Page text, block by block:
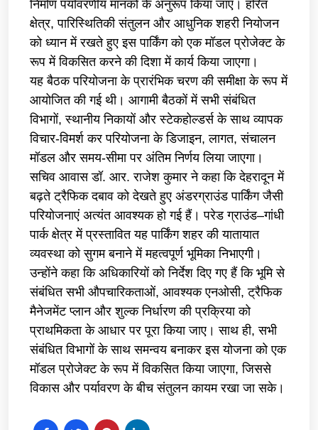
निर्माण पर्यावरणीय मानकों के अनुरूप किया जाए। हरित
क्षेत्र, पारिस्थितिकी संतुलन और आधुनिक शहरी नियोजन
को ध्यान में रखते हुए इस पार्किंग को एक मॉडल प्रोजेक्ट के
रूप में विकसित करने की दिशा में कार्य किया जाएगा।
यह बैठक परियोजना के प्रारंभिक चरण की समीक्षा के रूप में
आयोजित की गई थी। आगामी बैठकों में सभी संबंधित
विभागों, स्थानीय निकायों और स्टेकहोल्डर्स के साथ व्यापक
विचार-विमर्श कर परियोजना के डिजाइन, लागत, संचालन
मॉडल और समय-सीमा पर अंतिम निर्णय लिया जाएगा।
सचिव आवास डॉ. आर. राजेश कुमार ने कहा कि देहरादून में
बढ़ते ट्रैफिक दबाव को देखते हुए अंडरग्राउंड पार्किंग जैसी
परियोजनाएं अत्यंत आवश्यक हो गई हैं। परेड ग्राउंड–गांधी
पार्क क्षेत्र में प्रस्तावित यह पार्किंग शहर की यातायात
व्यवस्था को सुगम बनाने में महत्वपूर्ण भूमिका निभाएगी।
उन्होंने कहा कि अधिकारियों को निर्देश दिए गए हैं कि भूमि से
संबंधित सभी औपचारिकताओं, आवश्यक एनओसी, ट्रैफिक
मैनेजमेंट प्लान और शुल्क निर्धारण की प्रक्रिया को
प्राथमिकता के आधार पर पूरा किया जाए। साथ ही, सभी
संबंधित विभागों के साथ समन्वय बनाकर इस योजना को एक
मॉडल प्रोजेक्ट के रूप में विकसित किया जाएगा, जिससे
विकास और पर्यावरण के बीच संतुलन कायम रखा जा सके।